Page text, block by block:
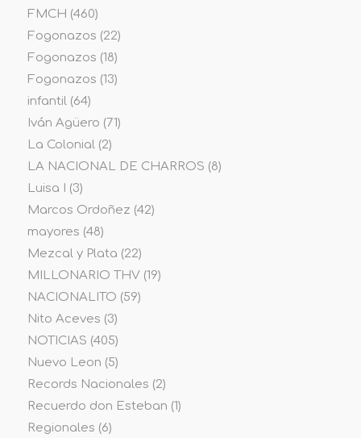
FMCH (460)
Fogonazos (22)
Fogonazos (18)
Fogonazos (13)
infantil(64)
Iván Agüero (71)
La Colonial(2)
LA NACIONAL DE CHARROS (8)
Luisa I
(3)
Marcos Ordoñez (42)
mayores (48)
Mezcal y Plata (22)
MILLONARIO THV(19)
NACIONALITO (59)
Nito Aceves (3)
NOTICIAS (405)
Nuevo Leon (5)
Records Nacionales (2)
Recuerdo don Esteban (1)
Regionales (6)